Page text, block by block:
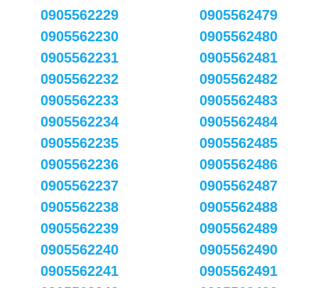
0905562229
0905562230
0905562231
0905562232
0905562233
0905562234
0905562235
0905562236
0905562237
0905562238
0905562239
0905562240
0905562241
0905562479
0905562480
0905562481
0905562482
0905562483
0905562484
0905562485
0905562486
0905562487
0905562488
0905562489
0905562490
0905562491